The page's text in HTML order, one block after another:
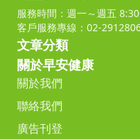
服務時間：週一～週五
客戶服務專線：02-
文章分類
關於早安健康
關於我們
聯絡我們
廣告刊登